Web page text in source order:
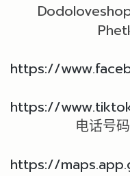
https://
https://
电话号
https://